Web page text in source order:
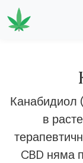
Канабидиол
в
CBD няма